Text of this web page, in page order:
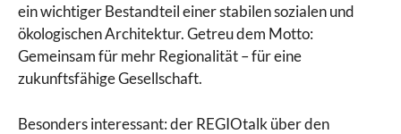
ein wichtiger Bestandteil einer stabilen sozialen und
ökologischen Architektur. Getreu dem Motto:
Gemeinsam für mehr Regionalität – für eine
zukunftsfähige Gesellschaft.
Besonders interessant: der REGIOtalk über den